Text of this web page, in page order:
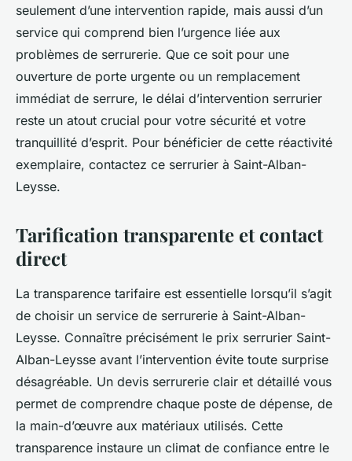
seulement d’une intervention rapide, mais aussi d’un
service qui comprend bien l’urgence liée aux
problèmes de serrurerie. Que ce soit pour une
ouverture de porte urgente ou un remplacement
immédiat de serrure, le délai d’intervention serrurier
reste un atout crucial pour votre sécurité et votre
tranquillité d’esprit. Pour bénéficier de cette réactivité
exemplaire, contactez ce serrurier à Saint-Alban-
Leysse.
Tarification transparente et contact
direct
La transparence tarifaire est essentielle lorsqu’il s’agit
de choisir un service de serrurerie à Saint-Alban-
Leysse. Connaître précisément le prix serrurier Saint-
Alban-Leysse avant l’intervention évite toute surprise
désagréable. Un devis serrurerie clair et détaillé vous
permet de comprendre chaque poste de dépense, de
la main-d’œuvre aux matériaux utilisés. Cette
transparence instaure un climat de confiance entre le